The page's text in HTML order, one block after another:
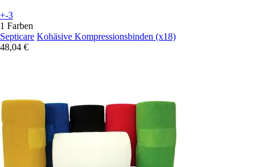
+-3
1 Farben
Septicare Kohäsive Kompressionsbinden (x18)
48,04 €